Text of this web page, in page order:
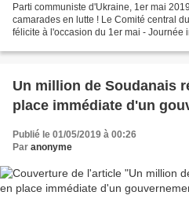
Parti communiste d'Ukraine, 1er mai
camarades en lutte ! Le Comité central
félicite à l'occasion du 1er mai - Journée
Un million de Soudanais
place immédiate d'un
Publié le 01/05/2019 à 00:26
Par anonyme